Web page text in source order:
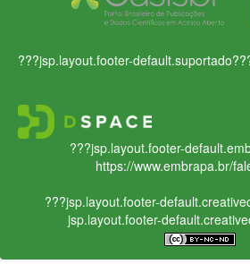
???jsp.layout.footer-
???jsp.layout.footer-
https://www.embrapa.br/
???jsp.layout.footer-
jsp.layout.footer-